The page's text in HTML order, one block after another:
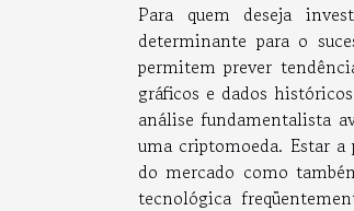
Para quem deseja
determinante para o
permitem prever
gráficos e dados
análise fundamentalista
uma criptomoeda. Estar
do mercado como
tecnológica